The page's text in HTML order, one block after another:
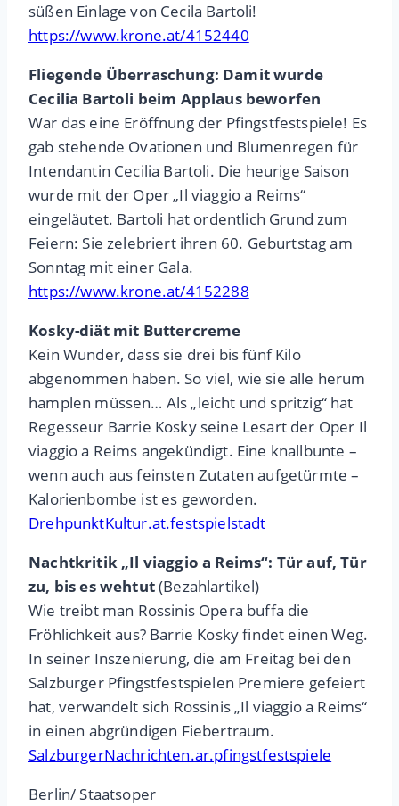
süßen Einlage von Cecila Bartoli!
https://www.krone.at/4152440
Fliegende Überraschung: Damit wurde
Cecilia Bartoli beim Applaus beworfen
War das eine Eröffnung der Pfingstfestspiele! Es
gab stehende Ovationen und Blumenregen für
Intendantin Cecilia Bartoli. Die heurige Saison
wurde mit der Oper „Il viaggio a Reims“
eingeläutet. Bartoli hat ordentlich Grund zum
Feiern: Sie zelebriert ihren 60. Geburtstag am
Sonntag mit einer Gala.
https://www.krone.at/4152288
Kosky-diät mit Buttercreme
Kein Wunder, dass sie drei bis fünf Kilo
abgenommen haben. So viel, wie sie alle herum
hamplen müssen… Als „leicht und spritzig“ hat
Regesseur Barrie Kosky seine Lesart der Oper Il
viaggio a Reims angekündigt. Eine knallbunte –
wenn auch aus feinsten Zutaten aufgetürmte –
Kalorienbombe ist es geworden.
DrehpunktKultur.at.festspielstadt
Nachtkritik „Il viaggio a Reims“: Tür auf, Tür
zu, bis es wehtut(Bezahlartikel)
Wie treibt man Rossinis Opera buffa die
Fröhlichkeit aus? Barrie Kosky findet einen Weg.
In seiner Inszenierung, die am Freitag bei den
Salzburger Pfingstfestspielen Premiere gefeiert
hat, verwandelt sich Rossinis „Il viaggio a Reims“
in einen abgründigen Fiebertraum.
SalzburgerNachrichten.ar.pfingstfestspiele
Berlin/ Staatsoper